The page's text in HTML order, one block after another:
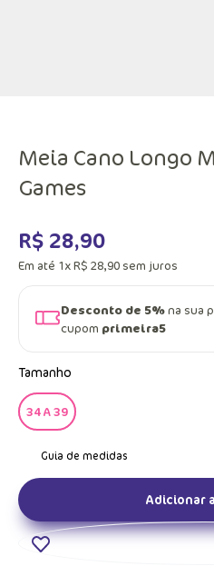
Meia Cano Longo
Games
R$ 28,90
Em até 1xR$ 28,90 sem juros
Desconto de 5%na sua
cupom primeira5
Tamanho
34 A 39
Adicionar